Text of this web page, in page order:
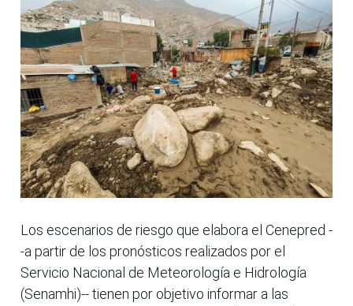
Los escenarios de riesgo que elabora el Cenepred -
-a partir de los pronósticos realizados por el
Servicio Nacional de Meteorología e Hidrología
(Senamhi)-- tienen por objetivo informar a las